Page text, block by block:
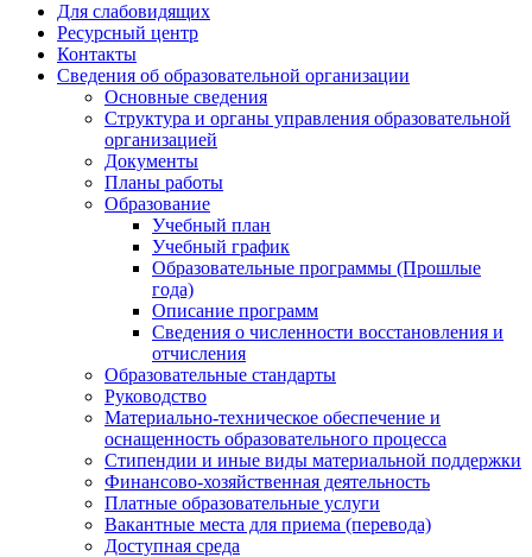
Для слабовидящих
Ресурсный центр
Контакты
Сведения об образовательной организации
Основные сведения
Структура и органы управления образовательной
организацией
Документы
Планы работы
Образование
Учебный план
Учебный график
Образовательные программы (Прошлые
года)
Описание программ
Сведения о численности восстановления и
отчисления
Образовательные стандарты
Руководство
Материально-техническое обеспечение и
оснащенность образовательного процесса
Стипендии и иные виды материальной поддержки
Финансово-хозяйственная деятельность
Платные образовательные услуги
Вакантные места для приема (перевода)
Доступная среда